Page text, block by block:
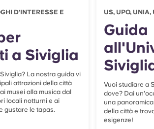
D'INTERESSE E
a Siviglia
La nostra guida vi
attrazioni della città
musei alla musica dal
locali notturni e ai
gustare le tapas.
US, UPO, UNIA,
Guida
Vuoi studiare a
dove? Dai
una
della città e
esigenze!